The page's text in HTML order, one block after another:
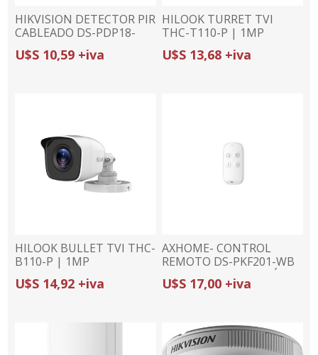
HIKVISION DETECTOR PIR
CABLEADO DS-PDP18-
EG2 | INMUNE A
MASCOTAS 10Kg | 18m /
U$S 10,59 +iva
HILOOK TURRET TVI
THC-T110-P | 1MP
(720p)/2.8mm | 4 EN 1 |
IR 20m
U$S 13,68 +iva
HILOOK BULLET TVI THC-
B110-P | 1MP
(720p)/2.8mm | 4 EN 1 |
IP66
U$S 14,92 +iva
AXHOME- CONTROL
REMOTO DS-PKF201-WB
| 4 BOTONES | BOTÓN
DE PÁNICO |
U$S 17,00 +iva